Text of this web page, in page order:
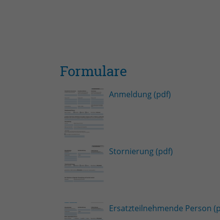
Formulare
Anmeldung (pdf)
Stornierung (pdf)
Ersatzteilnehmende Person